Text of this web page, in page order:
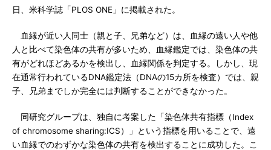
日、米科学誌「PLOS ONE」に掲載された。
血縁が近い人同士（親と子、兄弟など）は、血縁の遠い人や他
人と比べて染色体の共有が多いため、血縁鑑定では、染色体の共
有がどれほどあるかを検出し、血縁関係を判定する。しかし、現
在通常行われているDNA鑑定法（DNAの15カ所を検査）では、親
子、兄弟までしか完全には判断することができなかった。
同研究グループは、独自に考案した「染色体共有指標（Index
of chromosome sharing:ICS）」という指標を用いることで、遠
い血縁でのわずかな染色体の共有を検出することに成功した。こ